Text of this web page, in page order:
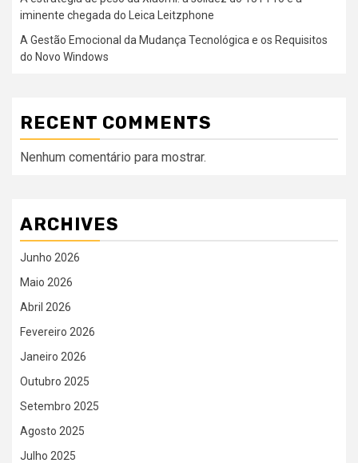
iminente chegada do Leica Leitzphone
A Gestão Emocional da Mudança Tecnológica e os Requisitos
do Novo Windows
RECENT COMMENTS
Nenhum comentário para mostrar.
ARCHIVES
Junho 2026
Maio 2026
Abril 2026
Fevereiro 2026
Janeiro 2026
Outubro 2025
Setembro 2025
Agosto 2025
Julho 2025